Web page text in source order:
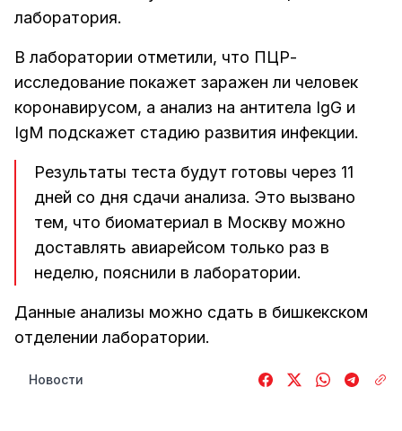
лаборатория.
В лаборатории отметили, что ПЦР-
исследование покажет заражен ли человек
коронавирусом, а анализ на антитела IgG и
IgМ подскажет стадию развития инфекции.
Результаты теста будут готовы через 11
дней со дня сдачи анализа. Это вызвано
тем, что биоматериал в Москву можно
доставлять авиарейсом только раз в
неделю, пояснили в лаборатории.
Данные анализы можно сдать в бишкекском
отделении лаборатории.
Новости